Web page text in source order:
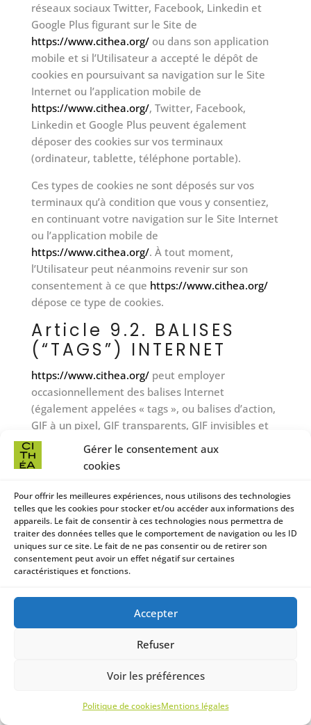
Gérer le consentement aux
cookies
Pour offrir les meilleures expériences, nous utilisons des technologies
telles que les cookies pour stocker et/ou accéder aux informations des
appareils. Le fait de consentir à ces technologies nous permettra de
traiter des données telles que le comportement de navigation ou les ID
uniques sur ce site. Le fait de ne pas consentir ou de retirer son
consentement peut avoir un effet négatif sur certaines
caractéristiques et fonctions.
Accepter
Refuser
Voir les préférences
Politique de cookiesMentions légales
réseaux sociaux Twitter, Facebook, Linkedin et
Google Plus figurant sur le Site de
https://www.cithea.org/ou dans son application
mobile et si l’Utilisateur a accepté le dépôt de
cookies en poursuivant sa navigation sur le Site
Internet ou l’application mobile de
https://www.cithea.org/, Twitter, Facebook,
Linkedin et Google Plus peuvent également
déposer des cookies sur vos terminaux
(ordinateur, tablette, téléphone portable).
Ces types de cookies ne sont déposés sur vos
terminaux qu’à condition que vous y consentiez,
en continuant votre navigation sur le Site Internet
ou l’application mobile de
https://www.cithea.org/. À tout moment,
l’Utilisateur peut néanmoins revenir sur son
consentement à ce que https://www.cithea.org/
dépose ce type de cookies.
Article 9.2. BALISES
(“TAGS”) INTERNET
https://www.cithea.org/peut employer
occasionnellement des balises Internet
(également appelées « tags », ou balises d’action,
GIF à un pixel, GIF transparents, GIF invisibles et
GIF un à un) et les déployer par l’intermédiaire
d’un partenaire spécialiste d’analyses Web
informations correspondantes, y compris l’adresse
IP de l’Utilisateur) dans un pays étranger.
Ces balises sont placées à la fois dans les
publicités en ligne permettant aux internautes
d’accéder au Site, et sur les différentes pages de
Cette technologie permet à
https://www.cithea.org/d’évaluer les réponses
des visiteurs face au Site et l’efficacité de ses
page est ouverte et les informations consultées),